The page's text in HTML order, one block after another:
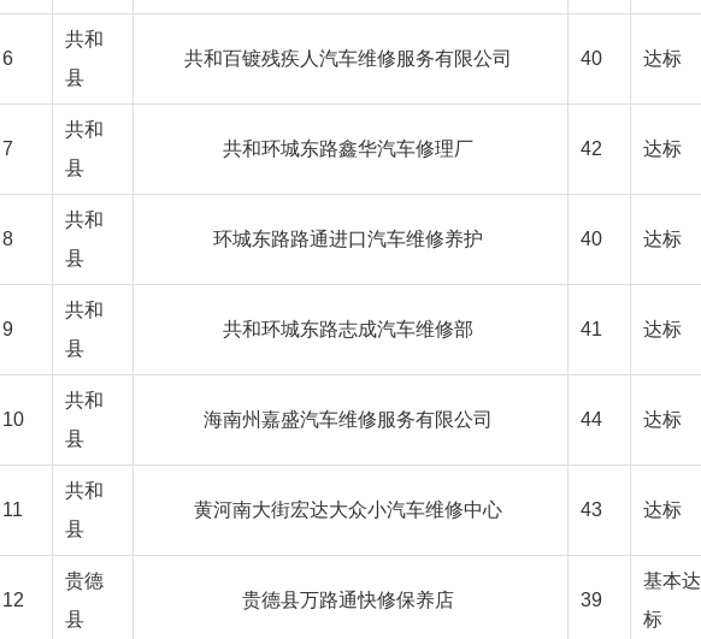
6
共和
县
共和百镀残疾人汽车维修服务有限公司 40 达标
7
共和
县
共和环城东路鑫华汽车修理厂 42 达标
8
共和
县
环城东路路通进口汽车维修养护 40 达标
9
共和
县
共和环城东路志成汽车维修部 41 达标
10
共和
县
海南州嘉盛汽车维修服务有限公司 44 达标
11
共和
县
黄河南大街宏达大众小汽车维修中心 43 达标
12
贵德
县
贵德县万路通快修保养店 39
基本达
标